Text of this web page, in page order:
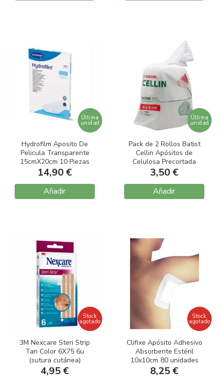
Última
unidad
Hydrofilm Aposito De
Pelicula Transparente
15cmX20cm 10 Piezas
14,90 €
Añadir
Última
unidad
Pack de 2 Rollos Batist
Cellin Apósitos de
Celulosa Precortada
4x5cm 500 unidades
3,50 €
Añadir
Stock
agotado
3M Nexcare Steri Strip
Tan Color 6X75 6u
(sutura cutánea)
4,95 €
Stock
agotado
Clifixe Apósito Adhesivo
Absorbente Estéril
10x10cm 80 unidades
8,25 €